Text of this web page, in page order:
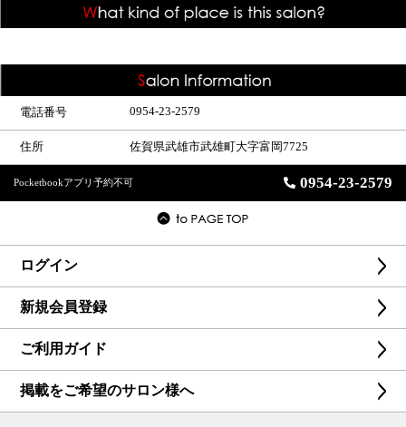
電話番号 0954-23-2579
住所 佐賀県武雄市武雄町大字富岡7725
Pocketbookアプリ予約不可 0954-23-2579
ログイン
新規会員登録
ご利用ガイド
掲載をご希望のサロン様へ